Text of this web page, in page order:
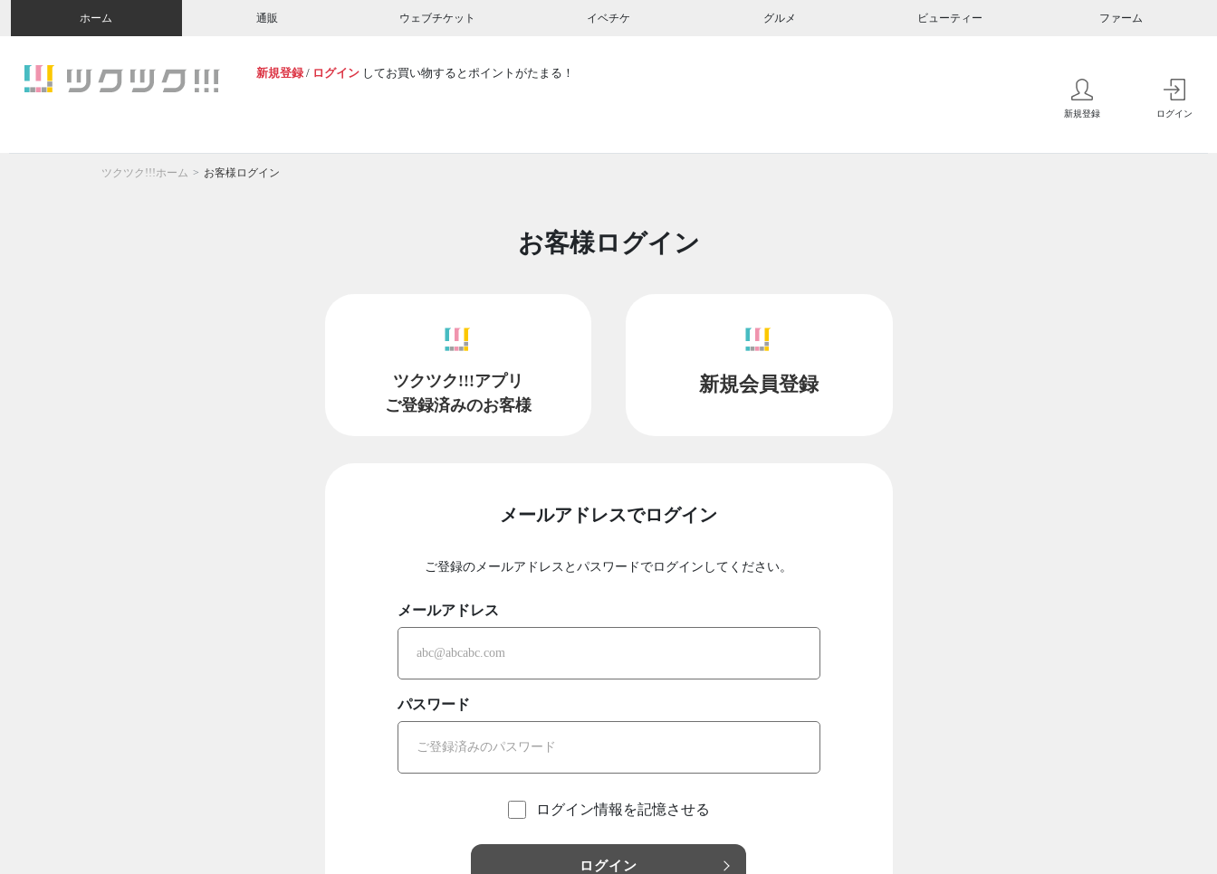
ホーム 通販 ウェブチケット イベチケ グルメ ビューティー ファーム
新規登録 / ログイン してお買い物するとポイントがたまる！
新規登録 ログイン
ツクツク!!!ホーム お客様ログイン
お客様ログイン
ツクツク!!!アプリ
ご登録済みのお客様
新規会員登録
メールアドレスでログイン
ご登録のメールアドレスとパスワードでログインしてください。
メールアドレス
パスワード
ログイン情報を記憶させる
ログイン